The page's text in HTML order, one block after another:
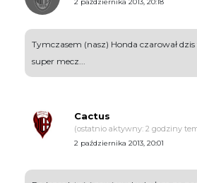
Tymczasem (nasz) Honda czarował dzis
super mecz...
Cactus
(ostatnio aktywny: 2 godziny
2 października 2013, 20:01